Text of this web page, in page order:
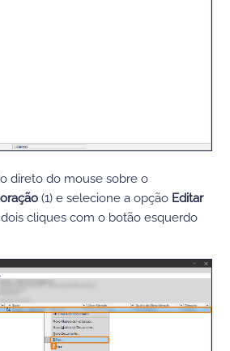
direto do mouse sobre o
(1) e selecione a opção Editar
dois cliques com o botão esquerdo